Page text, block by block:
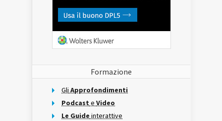
Formazione
Gli Approfondimenti
Podcast e Video
Le Guide interattive